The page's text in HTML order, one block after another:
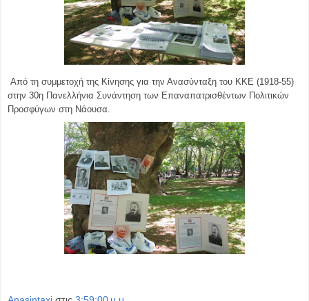
Από τη συμμετοχή της Κίνησης για την Ανασύνταξη του ΚΚΕ (1918-55)
στην 30η Πανελλήνια Συνάντηση των Επαναπατρισθέντων Πολιτικών
Προσφύγων στη Νάουσα.